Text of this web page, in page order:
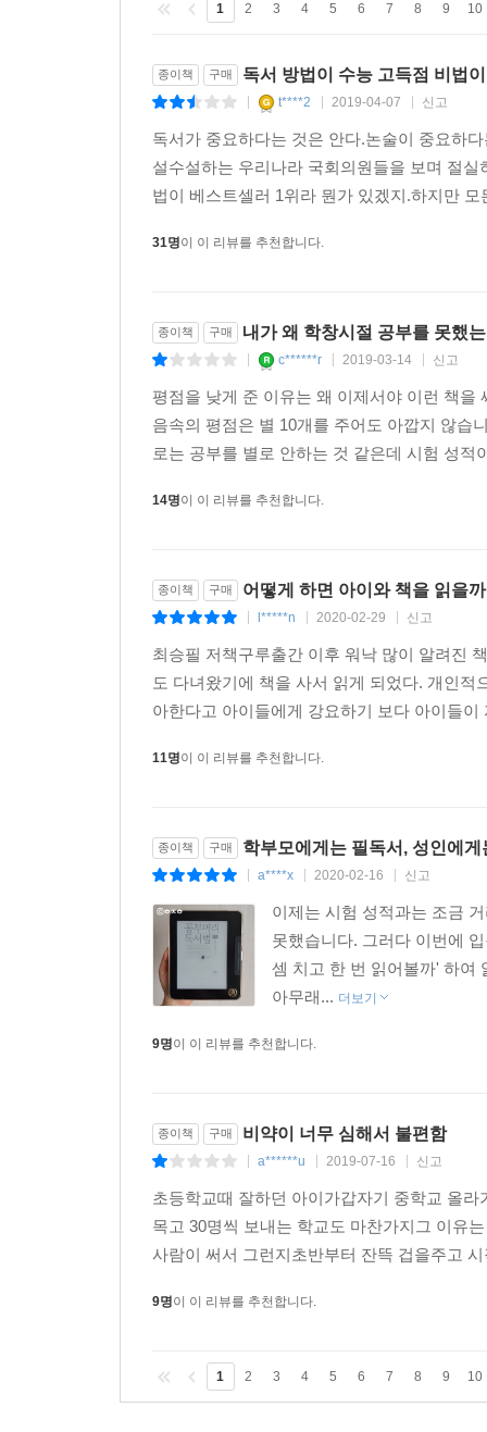
1 2 3 4 5 6 7 8 9 10
종이책 구매 독서 방법이 수능 고득점 비법
t****2 2019-04-07 신고
독서가 중요하다는 것은 안다.논술이 중요하
설수설하는 우리나라 국회의원들을 보며 절
법이 베스트셀러 1위라 뭔가 있겠지.하지만
31명이 이 리뷰를 추천합니다.
종이책 구매 내가 왜 학창시절 공부를 못했
c******r 2019-03-14 신고
평점을 낮게 준 이유는 왜 이제서야 이런 책
음속의 평점은 별 10개를 주어도 아깝지 않습
로는 공부를 별로 안하는 것 같은데 시험 성
14명이 이 리뷰를 추천합니다.
종이책 구매 어떻게 하면 아이와 책을 읽을까
l*****n 2020-02-29 신고
최승필 저책구루출간 이후 워낙 많이 알려진
도 다녀왔기에 책을 사서 읽게 되었다. 개인
아한다고 아이들에게 강요하기 보다 아이들
11명이 이 리뷰를 추천합니다.
종이책 구매 학부모에게는 필독서, 성인에
a****x 2020-02-16 신고
이제는 시험 성적과는 조금
못했습니다. 그러다 이번에
셈 치고 한 번 읽어볼까' 하여
아무래... 더보기
9명이 이 리뷰를 추천합니다.
종이책 구매 비약이 너무 심해서 불편함
a******u 2019-07-16 신고
초등학교때 잘하던 아이가갑자기 중학교 올
목고 30명씩 보내는 학교도 마찬가지그 이유
사람이 써서 그런지초반부터 잔뜩 겁을주고
9명이 이 리뷰를 추천합니다.
1 2 3 4 5 6 7 8 9 10